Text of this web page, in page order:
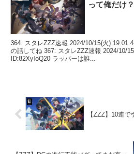
って俺だけ？
364: スタレZZZ速報 2024/10/15(火)
の話してね 367: スタレZZZ速報 2024/10/
ID:82XyIoQ20 ラッパーは誰...
【ZZZ】10連